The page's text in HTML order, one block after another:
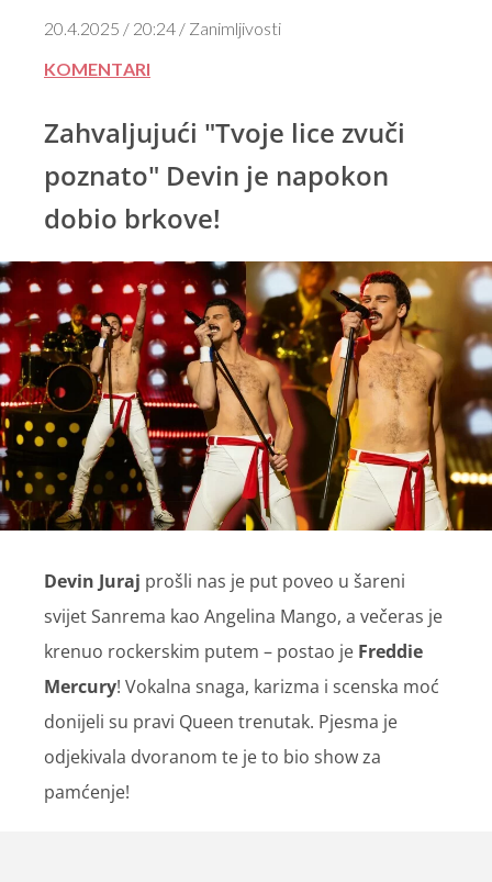
20.4.2025 / 20:24 / Zanimljivosti
KOMENTARI
Zahvaljujući "Tvoje lice zvuči
poznato" Devin je napokon
dobio brkove!
Devin Juraj prošli nas je put poveo u šareni
svijet Sanrema kao Angelina Mango, a večeras je
krenuo rockerskim putem – postao je Freddie
Mercury! Vokalna snaga, karizma i scenska moć
donijeli su pravi Queen trenutak. Pjesma je
odjekivala dvoranom te je to bio show za
pamćenje!